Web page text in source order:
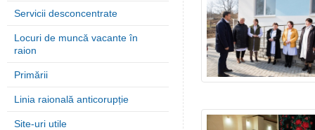
Servicii desconcentrate
Locuri de muncă vacante în
raion
Primării
Linia raională anticorupție
Site-uri utile